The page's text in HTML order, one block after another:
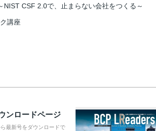
CSF 2.0で、止まらない会社をつくる～
講座
ンロードページ
最新号をダウンロードで